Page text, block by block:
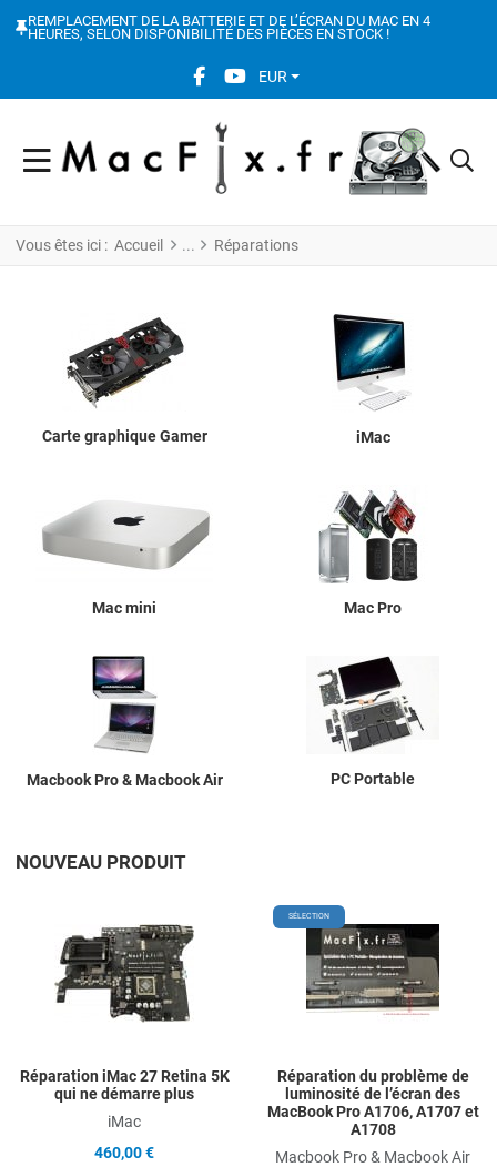
REMPLACEMENT DE LA BATTERIE ET DE L’ÉCRAN DU MAC EN 4
HEURES, SELON DISPONIBILITÉ DES PIÈCES EN STOCK !
FACEBOOK SOCIAL LINK
YOUTUBE SOCIAL LINK
EUR
Vous êtes ici : Accueil Réparations
Carte graphique Gamer iMac
Mac mini Mac Pro
Macbook Pro & Macbook Air PC Portable
NOUVEAU PRODUIT
Add to Wishlist
Add to Compare
Quick View
Réparation iMac 27 Retina 5K
qui ne démarre plus
iMac
460,00 €
SÉLECTION
Réparation du problème de
luminosité de l’écran des
MacBook Pro A1706, A1707 et
A1708
Macbook Pro & Macbook Air